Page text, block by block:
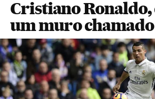
Cristiano
um muro